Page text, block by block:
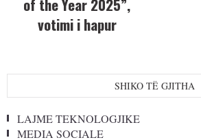
of the Year 2025”,
votimi i hapur
SHIKO TË GJITHA
LAJME TEKNOLOGJIKE
MEDIA SOCIALE